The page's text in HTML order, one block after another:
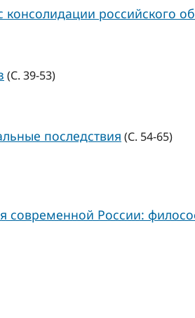
российского
(С. 39-53)
последствия (С. 54-65)
современной России: